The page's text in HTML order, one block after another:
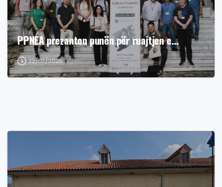
PPNEA prezanton punën për ruajtjen e…
22/07/2026